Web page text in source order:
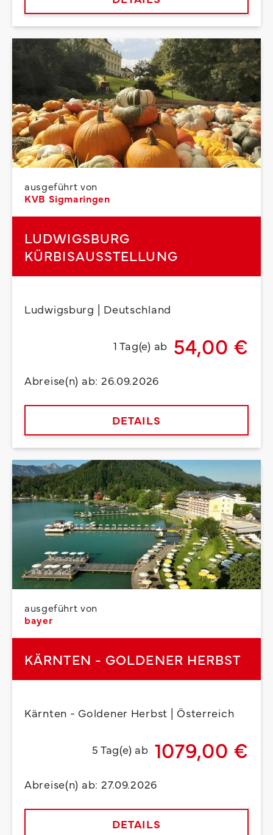
ausgeführt von
KVB Sigmaringen
LUDWIGSBURG
KÜRBISAUSSTELLUNG
Ludwigsburg | Deutschland
1 Tag(e) ab 54,00 €
Abreise(n) ab: 26.09.2026
DETAILS
ausgeführt von
bayer
KÄRNTEN - GOLDENER HERBST
Kärnten - Goldener Herbst | Österreich
5 Tag(e) ab 1079,00 €
Abreise(n) ab: 27.09.2026
DETAILS